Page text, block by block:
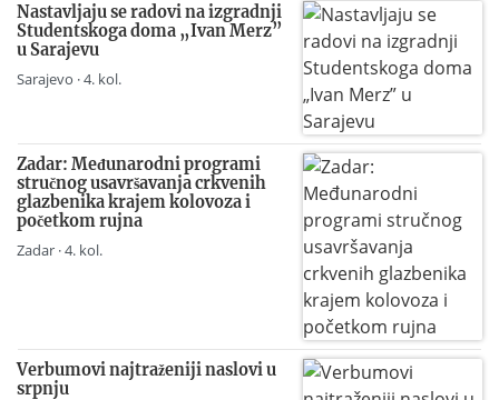
Nastavljaju se radovi na izgradnji
Studentskoga doma „Ivan Merz”
u Sarajevu
Sarajevo · 4. kol.
Zadar: Međunarodni programi
stručnog usavršavanja crkvenih
glazbenika krajem kolovoza i
početkom rujna
Zadar · 4. kol.
Verbumovi najtraženiji naslovi u
srpnju